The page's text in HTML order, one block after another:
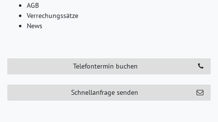
AGB
Verrechungssätze
News
Telefontermin buchen
Schnellanfrage senden